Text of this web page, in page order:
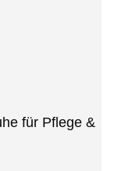
für Pflege &